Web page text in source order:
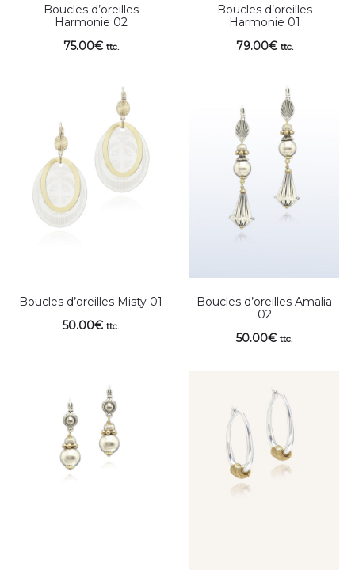
Boucles d’oreilles
Harmonie 02
75.00€ ttc.
Boucles d’oreilles
Harmonie 01
79.00€ ttc.
Boucles d’oreilles Misty 01
50.00€ ttc.
Boucles d’oreilles Amalia
02
50.00€ ttc.